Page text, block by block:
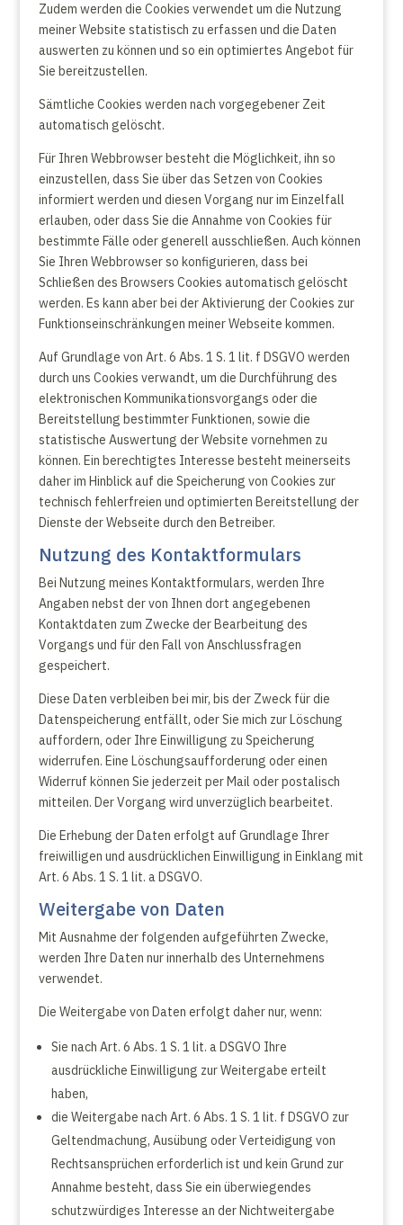
Zudem werden die Cookies verwendet um die Nutzung
meiner Website statistisch zu erfassen und die Daten
auswerten zu können und so ein optimiertes Angebot für
Sie bereitzustellen.
Sämtliche Cookies werden nach vorgegebener Zeit
automatisch gelöscht.
Für Ihren Webbrowser besteht die Möglichkeit, ihn so
einzustellen, dass Sie über das Setzen von Cookies
informiert werden und diesen Vorgang nur im Einzelfall
erlauben, oder dass Sie die Annahme von Cookies für
bestimmte Fälle oder generell ausschließen. Auch können
Sie Ihren Webbrowser so konfigurieren, dass bei
Schließen des Browsers Cookies automatisch gelöscht
werden. Es kann aber bei der Aktivierung der Cookies zur
Funktionseinschränkungen meiner Webseite kommen.
Auf Grundlage von Art. 6 Abs. 1 S. 1 lit. f DSGVO werden
durch uns Cookies verwandt, um die Durchführung des
elektronischen Kommunikationsvorgangs oder die
Bereitstellung bestimmter Funktionen, sowie die
statistische Auswertung der Website vornehmen zu
können. Ein berechtigtes Interesse besteht meinerseits
daher im Hinblick auf die Speicherung von Cookies zur
technisch fehlerfreien und optimierten Bereitstellung der
Dienste der Webseite durch den Betreiber.
Nutzung des Kontaktformulars
Bei Nutzung meines Kontaktformulars, werden Ihre
Angaben nebst der von Ihnen dort angegebenen
Kontaktdaten zum Zwecke der Bearbeitung des
Vorgangs und für den Fall von Anschlussfragen
gespeichert.
Diese Daten verbleiben bei mir, bis der Zweck für die
Datenspeicherung entfällt, oder Sie mich zur Löschung
auffordern, oder Ihre Einwilligung zu Speicherung
widerrufen. Eine Löschungsaufforderung oder einen
Widerruf können Sie jederzeit per Mail oder postalisch
mitteilen. Der Vorgang wird unverzüglich bearbeitet.
Die Erhebung der Daten erfolgt auf Grundlage Ihrer
freiwilligen und ausdrücklichen Einwilligung in Einklang mit
Art. 6 Abs. 1 S. 1 lit. a DSGVO.
Weitergabe von Daten
Mit Ausnahme der folgenden aufgeführten Zwecke,
werden Ihre Daten nur innerhalb des Unternehmens
verwendet.
Die Weitergabe von Daten erfolgt daher nur, wenn:
Sie nach Art. 6 Abs. 1 S. 1 lit. a DSGVO Ihre
ausdrückliche Einwilligung zur Weitergabe erteilt
haben,
die Weitergabe nach Art. 6 Abs. 1 S. 1 lit. f DSGVO zur
Geltendmachung, Ausübung oder Verteidigung von
Rechtsansprüchen erforderlich ist und kein Grund zur
Annahme besteht, dass Sie ein überwiegendes
schutzwürdiges Interesse an der Nichtweitergabe